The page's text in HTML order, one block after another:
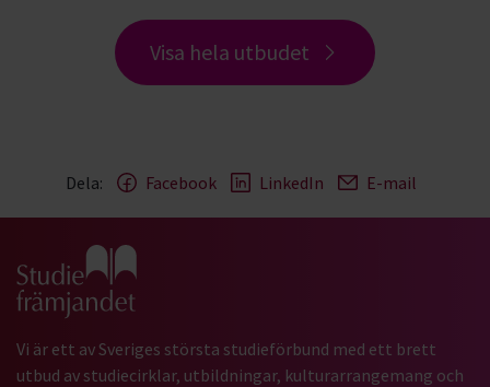
Visa hela utbudet
Dela: Facebook LinkedIn E-mail
Gå till studiefrämjandets startsida
Vi är ett av Sveriges största studieförbund med ett brett
utbud av studiecirklar, utbildningar, kulturarrangemang och